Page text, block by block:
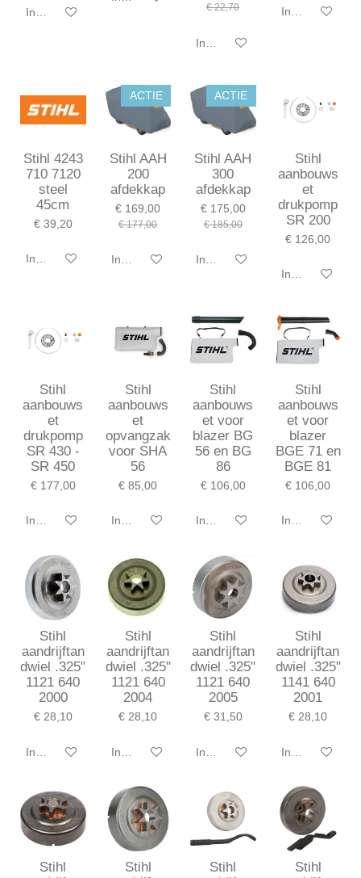
In winkelwagen € 22,70
In winkelwagen
In winkelwagen
Stihl 4243
710 7120
steel
45cm
€ 39,20
In winkelwagen
ACTIE
Stihl AAH
200
afdekkap
€ 169,00
€ 177,00
In winkelwagen
ACTIE
Stihl AAH
300
afdekkap
€ 175,00
€ 185,00
In winkelwagen
Stihl
aanbouws
et
drukpomp
SR 200
€ 126,00
In winkelwagen
Stihl
aanbouws
et
drukpomp
SR 430 -
SR 450
€ 177,00
In winkelwagen
Stihl
aanbouws
et
opvangzak
voor SHA
56
€ 85,00
In winkelwagen
Stihl
aanbouws
et voor
blazer BG
56 en BG
86
€ 106,00
In winkelwagen
Stihl
aanbouws
et voor
blazer
BGE 71 en
BGE 81
€ 106,00
In winkelwagen
Stihl
aandrijftan
dwiel .325"
1121 640
2000
€ 28,10
In winkelwagen
Stihl
aandrijftan
dwiel .325"
1121 640
2004
€ 28,10
In winkelwagen
Stihl
aandrijftan
dwiel .325"
1121 640
2005
€ 31,50
In winkelwagen
Stihl
aandrijftan
dwiel .325"
1141 640
2001
€ 28,10
In winkelwagen
Stihl
Stihl
Stihl
Stihl